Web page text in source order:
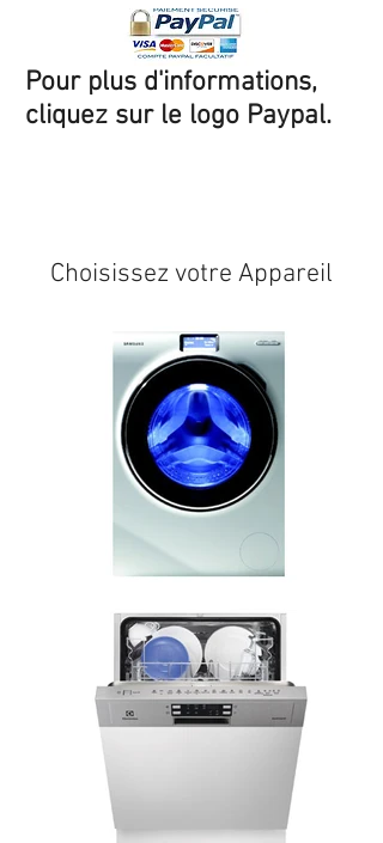
Pour plus d'informations,
cliquez sur le logo Paypal.
Choisissez votre Appareil